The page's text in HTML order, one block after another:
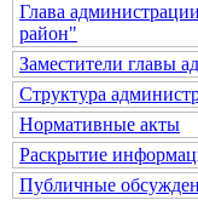
Глава
район"
Заместители главы
Структура
Нормативные акты
Раскрытие
Публичные